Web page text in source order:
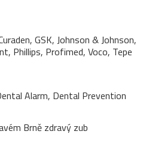
GSK, Johnson & Johnson,
Phillips, Profimed, Voco, Tepe
Alarm, Dental Prevention
Brně zdravý zub